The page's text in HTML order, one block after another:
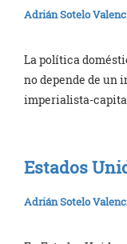
Adrián Sotelo
La política
no depende de un
imperialista-
Estados
Adrián Sotelo